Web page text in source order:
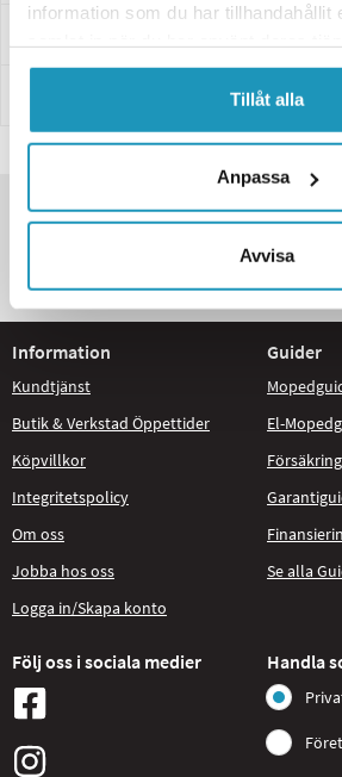
information som du har tillhandahållit
Tillåt alla
Anpassa
Avvisa
STORT UTBUD
Information
Kundtjänst
Butik & Verkstad Öppettider
Köpvillkor
Integritetspolicy
Om oss
Jobba hos oss
Logga in/Skapa konto
Guider
El-
Se alla
Följ oss i sociala medier Handla